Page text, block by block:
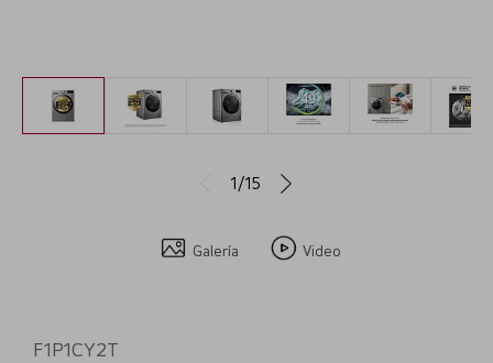
1/15
Galería Video
F1P1CY2T